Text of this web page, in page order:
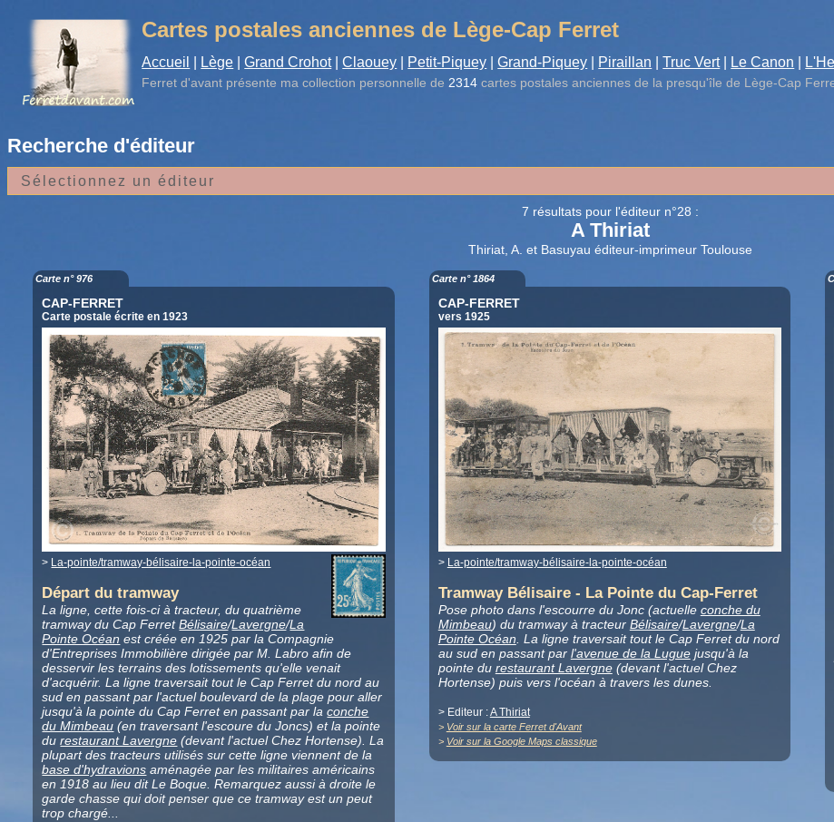
Cartes postales anciennes de Lège-Cap Ferret
Accueil Lège Grand Crohot Claouey Petit-Piquey Grand-Piquey Piraillan Truc Vert Le Canon
Ferret d'avant présente ma collection personnelle de 2314 cartes postales anciennes de la presqu'île de Lège-Cap
Recherche d'éditeur
7 résultats pour l'éditeur n°28 :
A Thiriat
Thiriat, A. et Basuyau éditeur-imprimeur Toulouse
Carte n° 976
CAP-FERRET
Carte postale écrite en 1923
> La-pointe/tramway-bélisaire-la-pointe-océan
Départ du tramway
La ligne, cette fois-ci à tracteur, du quatrième
tramway du Cap FerretBélisaire/Lavergne/La
Pointe Océan est créée en 1925 par la Compagnie
d'Entreprises Immobilière dirigée par M. Labro afin de
desservir les terrains des lotissements qu'elle venait
d'acquérir. La ligne traversait tout le Cap Ferret du nord au
sud en passant par l'actuel boulevard de la plage pour aller
jusqu'à la pointe du Cap Ferret en passant par laconche
du Mimbeau (en traversant l'escoure du Joncs) et la pointe
durestaurant Lavergne (devant l'actuel Chez Hortense). La
plupart des tracteurs utilisés sur cette ligne viennent de la
base d'hydravions aménagée par les militaires américains
en 1918 au lieu dit Le Boque. Remarquez aussi à droite le
garde chasse qui doit penser que ce tramway est un peut
trop chargé...
Carte n° 1864
CAP-FERRET
vers 1925
> La-pointe/tramway-bélisaire-la-pointe-océan
Tramway Bélisaire - La Pointe du Cap-Ferret
Pose photo dans l'escourre du Jonc (actuelle conche du
Mimbeau) du tramway à tracteur Bélisaire/Lavergne/La
Pointe Océan . La ligne traversait tout le Cap Ferret du nord
au sud en passant par l'avenue de la Luguejusqu'à la
pointe du restaurant Lavergne(devant l'actuel Chez
Hortense) puis vers l'océan à travers les dunes.
> Editeur :A Thiriat
> Voir sur la carte Ferret d'Avant
> Voir sur la Google Maps classique